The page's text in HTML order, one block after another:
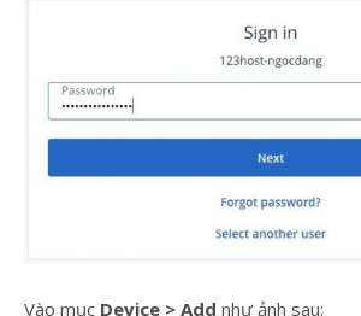
Vào mục Device > Add như ảnh sau: